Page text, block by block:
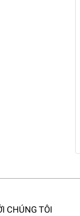
CHÚNG TÔI